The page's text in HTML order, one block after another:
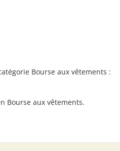
Bourse aux vêtements :
Bourse aux vêtements.